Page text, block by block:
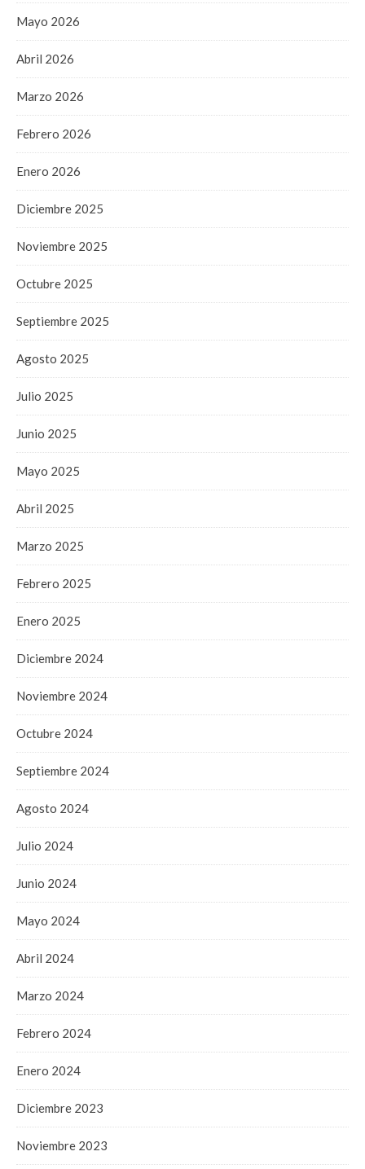
Mayo 2026
Abril 2026
Marzo 2026
Febrero 2026
Enero 2026
Diciembre 2025
Noviembre 2025
Octubre 2025
Septiembre 2025
Agosto 2025
Julio 2025
Junio 2025
Mayo 2025
Abril 2025
Marzo 2025
Febrero 2025
Enero 2025
Diciembre 2024
Noviembre 2024
Octubre 2024
Septiembre 2024
Agosto 2024
Julio 2024
Junio 2024
Mayo 2024
Abril 2024
Marzo 2024
Febrero 2024
Enero 2024
Diciembre 2023
Noviembre 2023